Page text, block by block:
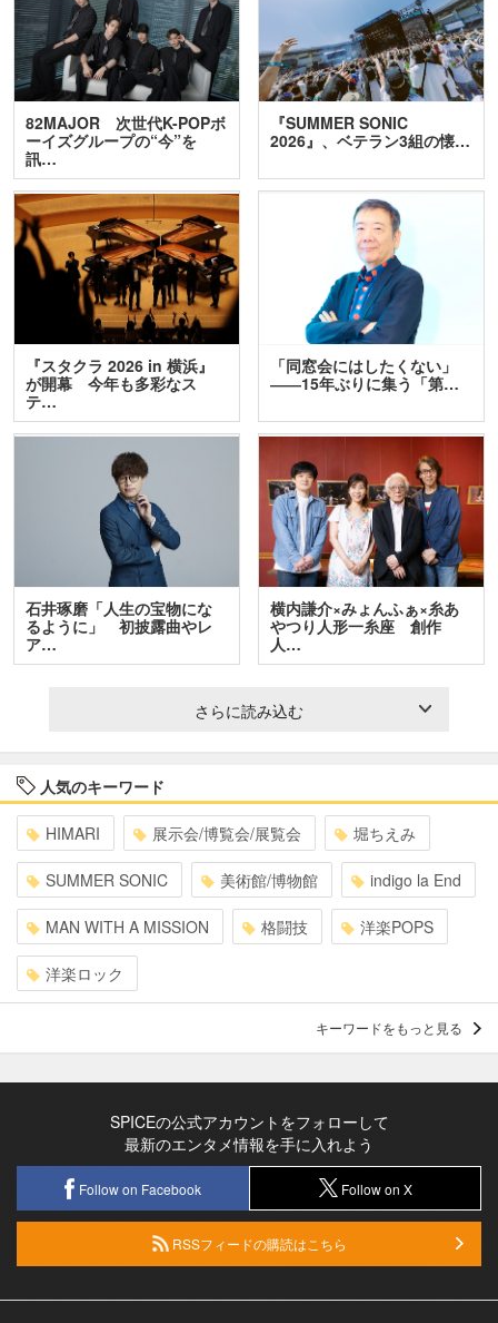
82MAJOR 次世代K-POPボ
ーイズグループの“今”を
訊…
『SUMMER SONIC
2026』、ベテラン3組の懐…
『スタクラ 2026 in 横浜』
が開幕 今年も多彩なス
テ…
「同窓会にはしたくない」
――15年ぶりに集う「第…
石井琢磨「人生の宝物にな
るように」 初披露曲やレ
ア…
横内謙介×みょんふぁ×糸あ
やつり人形一糸座 創作
人…
さらに読み込む
人気のキーワード
HIMARI 展示会/博覧会/展覧会 堀ちえみ
SUMMER SONIC 美術館/博物館 indigo la End
MAN WITH A MISSION 格闘技 洋楽POPS
洋楽ロック
キーワードをもっと見る
SPICEの公式アカウントをフォローして
最新のエンタメ情報を手に入れよう
Follow on Facebook Follow on X
RSSフィードの購読はこちら